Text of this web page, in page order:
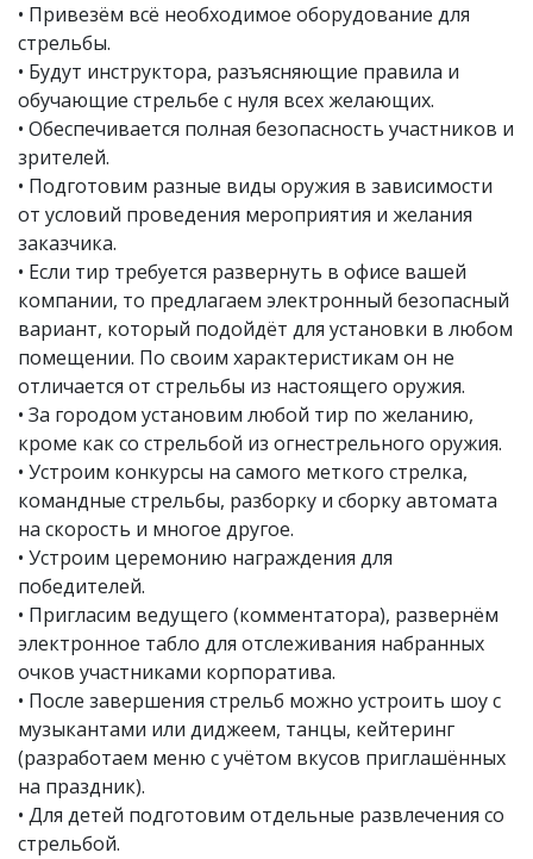
• Привезём всё необходимое оборудование для
стрельбы.
• Будут инструктора, разъясняющие правила и
обучающие стрельбе с нуля всех желающих.
• Обеспечивается полная безопасность участников и
зрителей.
• Подготовим разные виды оружия в зависимости
от условий проведения мероприятия и желания
заказчика.
• Если тир требуется развернуть в офисе вашей
компании, то предлагаем электронный безопасный
вариант, который подойдёт для установки в любом
помещении. По своим характеристикам он не
отличается от стрельбы из настоящего оружия.
• За городом установим любой тир по желанию,
кроме как со стрельбой из огнестрельного оружия.
• Устроим конкурсы на самого меткого стрелка,
командные стрельбы, разборку и сборку автомата
на скорость и многое другое.
• Устроим церемонию награждения для
победителей.
• Пригласим ведущего (комментатора), развернём
электронное табло для отслеживания набранных
очков участниками корпоратива.
• После завершения стрельб можно устроить шоу с
музыкантами или диджеем, танцы, кейтеринг
(разработаем меню с учётом вкусов приглашённых
на праздник).
• Для детей подготовим отдельные развлечения со
стрельбой.